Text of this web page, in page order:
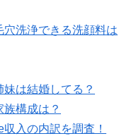
洗浄できる洗顔料は
は結婚してる？
構成は？
入の内訳を調査！